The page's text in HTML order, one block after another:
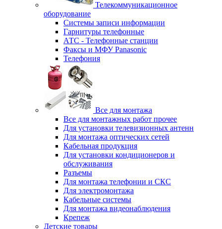
Телекоммуникационное
оборудование
Системы записи информации
Гарнитуры телефонные
АТС - Телефонные станции
Факсы и МФУ Panasonic
Телефония
Все для монтажа
Все для монтажных работ прочее
Для установки телевизионных антенн
Для монтажа оптических сетей
Кабельная продукция
Для установки кондиционеров и
обслуживания
Разъемы
Для монтажа телефонии и СКС
Для электромонтажа
Кабельные системы
Для монтажа видеонаблюдения
Крепеж
Детские товары